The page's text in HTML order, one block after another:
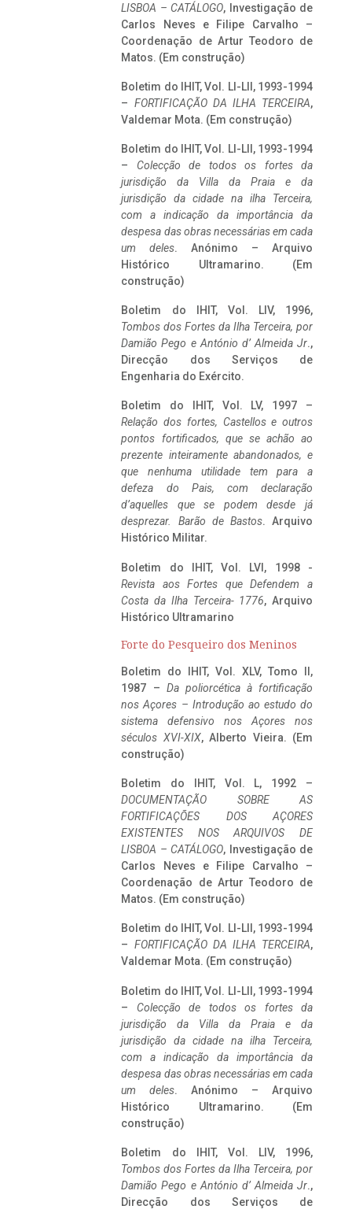
LISBOA – CATÁLOGO, Investigação de
Carlos Neves e Filipe Carvalho –
Coordenação de Artur Teodoro de
Matos. (Em construção)
Boletim do IHIT, Vol. LI-LII, 1993-1994
– FORTIFICAÇÃO DA ILHA TERCEIRA,
Valdemar Mota. (Em construção)
Boletim do IHIT, Vol. LI-LII, 1993-1994
– Colecção de todos os fortes da
jurisdição da Villa da Praia e da
jurisdição da cidade na ilha Terceira,
com a indicação da importância da
despesa das obras necessárias em cada
um deles. Anónimo – Arquivo
Histórico Ultramarino. (Em
construção)
Boletim do IHIT, Vol. LIV, 1996,
Tombos dos Fortes da Ilha Terceira, por
Damião Pego e António d’ Almeida Jr.,
Direcção dos Serviços de
Engenharia do Exército.
Boletim do IHIT, Vol. LV, 1997 –
Relação dos fortes, Castellos e outros
pontos fortificados, que se achão ao
prezente inteiramente abandonados, e
que nenhuma utilidade tem para a
defeza do Pais, com declaração
d’aquelles que se podem desde já
desprezar. Barão de Bastos. Arquivo
Histórico Militar.
Boletim do IHIT, Vol. LVI, 1998 -
Revista aos Fortes que Defendem a
Costa da Ilha Terceira- 1776, Arquivo
Histórico Ultramarino
Forte do Pesqueiro dos Meninos
Boletim do IHIT, Vol. XLV, Tomo II,
1987 – Da poliorcética à fortificação
nos Açores – Introdução ao estudo do
sistema defensivo nos Açores nos
séculos XVI-XIX, Alberto Vieira. (Em
construção)
Boletim do IHIT, Vol. L, 1992 –
DOCUMENTAÇÃO SOBRE AS
FORTIFICAÇÕES DOS AÇORES
EXISTENTES NOS ARQUIVOS DE
LISBOA – CATÁLOGO, Investigação de
Carlos Neves e Filipe Carvalho –
Coordenação de Artur Teodoro de
Matos. (Em construção)
Boletim do IHIT, Vol. LI-LII, 1993-1994
– FORTIFICAÇÃO DA ILHA TERCEIRA,
Valdemar Mota. (Em construção)
Boletim do IHIT, Vol. LI-LII, 1993-1994
– Colecção de todos os fortes da
jurisdição da Villa da Praia e da
jurisdição da cidade na ilha Terceira,
com a indicação da importância da
despesa das obras necessárias em cada
um deles. Anónimo – Arquivo
Histórico Ultramarino. (Em
construção)
Boletim do IHIT, Vol. LIV, 1996,
Tombos dos Fortes da Ilha Terceira, por
Damião Pego e António d’ Almeida Jr.,
Direcção dos Serviços de